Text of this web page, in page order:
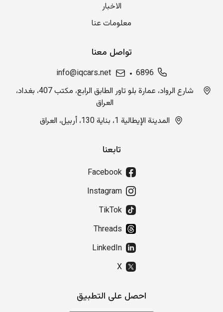
الاخبار
معلومات عنا
تواصل معنا
6896
info@iqcars.net
شارع الرواد، عمارة بلو تاور الطابق الرابع، مكتب 407، بغداد،
العراق
المدينة الإيطالية 1، بناية 130، أربيل، العراق
تابعنا
Facebook
Instagram
TikTok
Threads
LinkedIn
X
احصل على التطبيق